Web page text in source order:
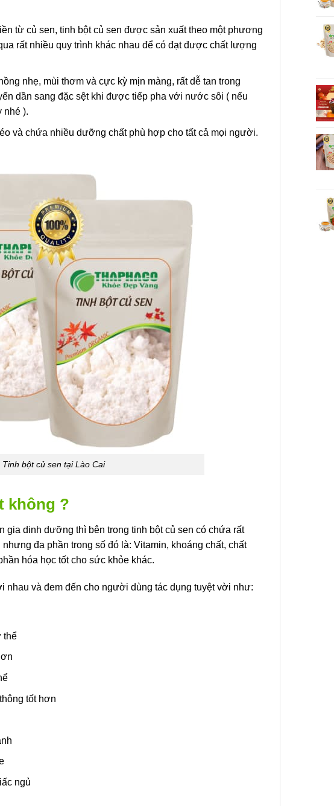
từ củ sen, tinh bột củ sen được sản xuất theo một phương
rất nhiều quy trình khác nhau để có đạt được chất lượng
nhẹ, mùi thơm và cực kỳ mịn màng, rất dễ tan trong
dần sang đặc sệt khi được tiếp pha với nước sôi ( nếu
nhé ).
và chứa nhiều dưỡng chất phù hợp cho tất cả mọi người.
Tinh bột củ sen tại Lào Cai
không ?
gia dinh dưỡng thì bên trong tinh bột củ sen có chứa rất
đa phần trong số đó là: Vitamin, khoáng chất, chất
hóa học tốt cho sức khỏe khác.
nhau và đem đến cho người dùng tác dụng tuyệt vời như:
thể
tốt hơn
ngủ